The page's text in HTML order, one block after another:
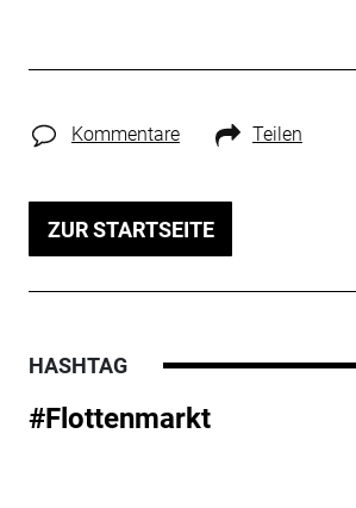
Kommentare Teilen
ZUR STARTSEITE
HASHTAG
#Flottenmarkt